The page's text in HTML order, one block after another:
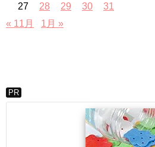
27 28 29 30
31
« 11月
1月 »
PR